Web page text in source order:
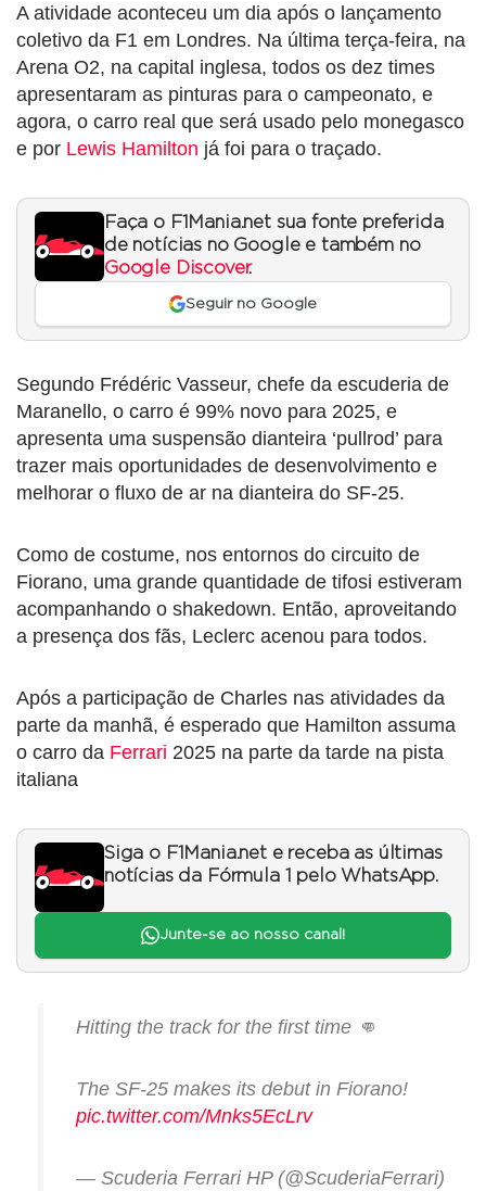
A atividade aconteceu um dia após o lançamento
coletivo da F1 em Londres. Na última terça-feira, na
Arena O2, na capital inglesa, todos os dez times
apresentaram as pinturas para o campeonato, e
agora, o carro real que será usado pelo monegasco
e por Lewis Hamilton já foi para o traçado.
Faça o F1Mania.net sua fonte preferida
de notícias no Google e também no
Google Discover.
Seguir no Google
Segundo Frédéric Vasseur, chefe da escuderia de
Maranello, o carro é 99% novo para 2025, e
apresenta uma suspensão dianteira ‘pullrod’ para
trazer mais oportunidades de desenvolvimento e
melhorar o fluxo de ar na dianteira do SF-25.
Como de costume, nos entornos do circuito de
Fiorano, uma grande quantidade de tifosi estiveram
acompanhando o shakedown. Então, aproveitando
a presença dos fãs, Leclerc acenou para todos.
Após a participação de Charles nas atividades da
parte da manhã, é esperado que Hamilton assuma
o carro da Ferrari 2025 na parte da tarde na pista
italiana
Siga o F1Mania.net e receba as últimas
notícias da Fórmula 1 pelo WhatsApp.
Junte-se ao nosso canal!
Hitting the track for the first time 👊
The SF-25 makes its debut in Fiorano!
pic.twitter.com/Mnks5EcLrv
— Scuderia Ferrari HP (@ScuderiaFerrari)